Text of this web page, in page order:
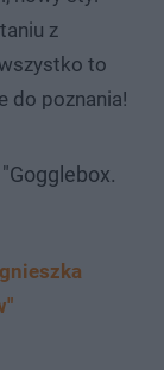
z
to
do poznania!